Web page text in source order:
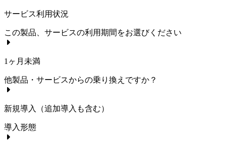
サービス利用状況
この製品、サービスの利用期間をお選びください
1ヶ月未満
他製品・サービスからの乗り換えですか？
新規導入（追加導入も含む）
導入形態